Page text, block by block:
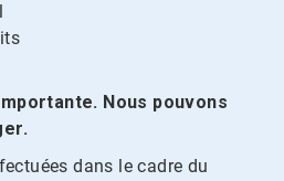
Nous pouvons
dans le cadre du